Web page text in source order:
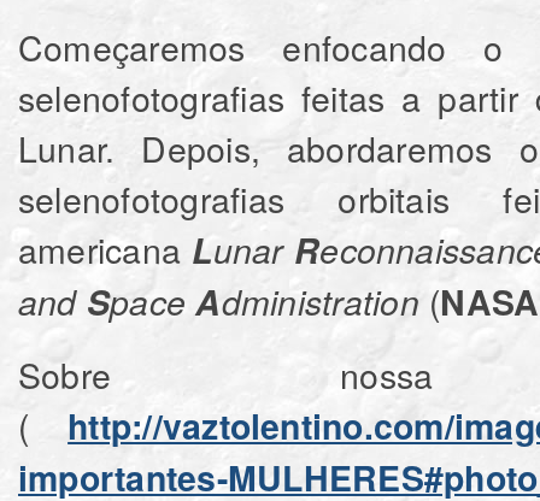
Começaremos enfocando
selenofotografias feitas a
Lunar. Depois, abordaremos
selenofotografias
americana Lunar R
and SpaceAdministration (NASA
Sobre nossa
( http://vaztolentino.com/
importantes-